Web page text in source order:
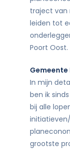
traject van
leiden tot
Poort Oost.
Gemeente
In mijn
ben ik
bij alle
grootste